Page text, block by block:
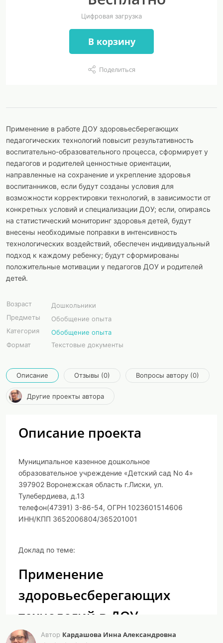
Цифровая загрузка
В корзину
Поделиться
Применение в работе ДОУ здоровьесберегающих
педагогических технологий повысит результативность
воспитательно-образовательного процесса, сформирует у
педагогов и родителей ценностные ориентации,
направленные на сохранение и укрепление здоровья
воспитанников, если будут созданы условия для
возможности корректировки технологий, в зависимости от
конкретных условий и специализации ДОУ; если, опираясь
на статистический мониторинг здоровья детей, будут
внесены необходимые поправки в интенсивность
технологических воздействий, обеспечен индивидуальный
подход к каждому ребенку; будут сформированы
положительные мотивации у педагогов ДОУ и родителей
детей.
Возраст
Дошкольники
Предметы
Обобщение опыта
Категория
Обобщение опыта
Формат
Текстовые документы
Описание Отзывы (0) Вопросы автору (0)
Другие проекты автора
Описание проекта
Муниципальное казенное дошкольное
образовательное учреждение «Детский сад No 4»
397902 Воронежская область г.Лиски, ул.
Тулебердиева, д.13
телефон(47391) 3-86-54, ОГРН 1023601514606
ИНН/КПП 3652006804/365201001
Доклад по теме:
Применение
здоровьесберегающих
технологий в ДОУ.
Автор Кардашова Инна Александровна